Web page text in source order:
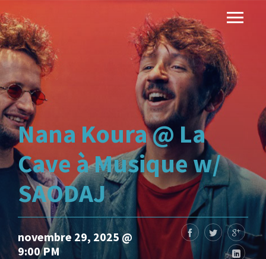
Nana Koura @ La
Cave à Musique w/
SAODAJ
novembre 29, 2025 @
9:00 PM